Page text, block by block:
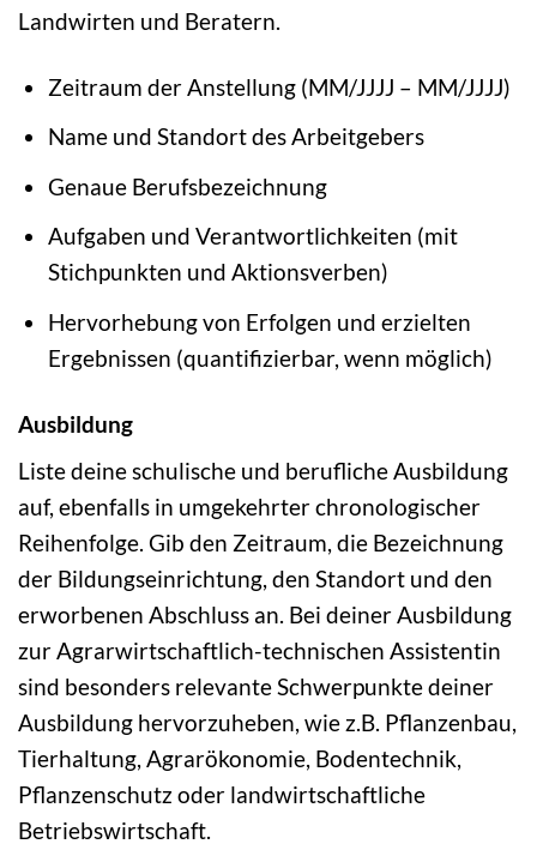
Landwirten und Beratern.
Zeitraum der Anstellung (MM/JJJJ – MM/JJJJ)
Name und Standort des Arbeitgebers
Genaue Berufsbezeichnung
Aufgaben und Verantwortlichkeiten (mit
Stichpunkten und Aktionsverben)
Hervorhebung von Erfolgen und erzielten
Ergebnissen (quantifizierbar, wenn möglich)
Ausbildung
Liste deine schulische und berufliche Ausbildung
auf, ebenfalls in umgekehrter chronologischer
Reihenfolge. Gib den Zeitraum, die Bezeichnung
der Bildungseinrichtung, den Standort und den
erworbenen Abschluss an. Bei deiner Ausbildung
zur Agrarwirtschaftlich-technischen Assistentin
sind besonders relevante Schwerpunkte deiner
Ausbildung hervorzuheben, wie z.B. Pflanzenbau,
Tierhaltung, Agrarökonomie, Bodentechnik,
Pflanzenschutz oder landwirtschaftliche
Betriebswirtschaft.